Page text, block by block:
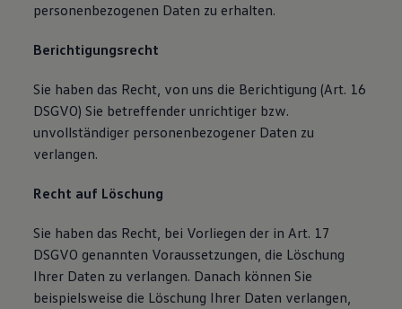
personenbezogenen Daten zu erhalten.
Berichtigungsrecht
Sie haben das Recht, von uns die Berichtigung (Art. 16
DSGVO) Sie betreffender unrichtiger bzw.
unvollständiger personenbezogener Daten zu
verlangen.
Recht auf Löschung
Sie haben das Recht, bei Vorliegen der in Art. 17
DSGVO genannten Voraussetzungen, die Löschung
Ihrer Daten zu verlangen. Danach können Sie
beispielsweise die Löschung Ihrer Daten verlangen,